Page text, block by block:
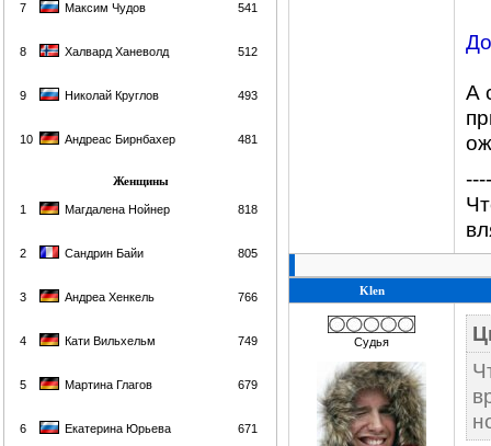
7 Максим Чудов 541
8 Халвард Ханеволд 512
9 Николай Круглов 493
10 Андреас Бирнбахер 481
Женщины
1 Магдалена Нойнер 818
2 Сандрин Байи 805
3 Андреа Хенкель 766
4 Кати Вильхельм 749
5 Мартина Глагов 679
6 Екатерина Юрьева 671
А
Klen
Судья